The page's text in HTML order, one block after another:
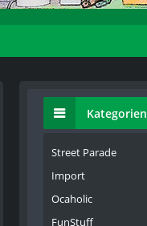
Kategorien
Street Parade
Import
Ocaholic
FunStuff